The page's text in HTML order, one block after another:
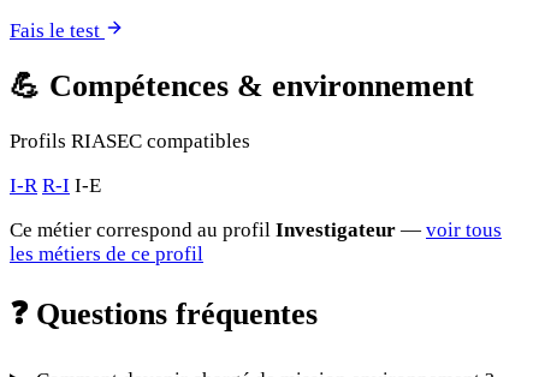
Fais le test
💪 Compétences & environnement
Profils RIASEC compatibles
I-R R-I I-E
Ce métier correspond au profil Investigateur — voir tous
les métiers de ce profil
❓Questions fréquentes